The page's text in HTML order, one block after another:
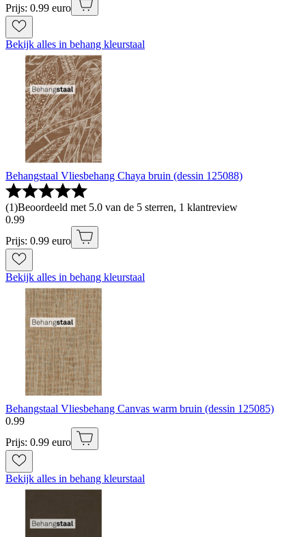
Prijs: 0.99 euro
Bekijk alles in behang kleurstaal
Behangstaal Vliesbehang Chaya bruin (dessin 125088)
(1)Beoordeeld met 5.0 van de 5 sterren, 1 klantreview
0.99
Prijs: 0.99 euro
Bekijk alles in behang kleurstaal
Behangstaal Vliesbehang Canvas warm bruin (dessin 125085)
0.99
Prijs: 0.99 euro
Bekijk alles in behang kleurstaal